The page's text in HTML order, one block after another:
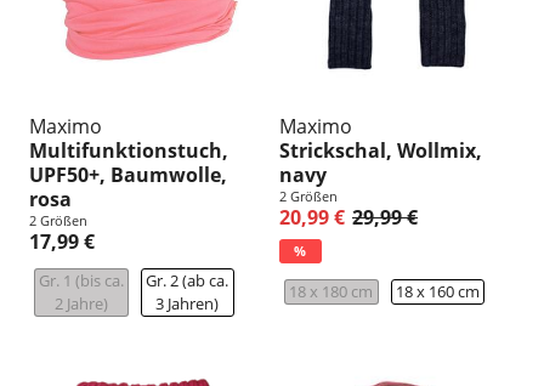
Maximo
Multifunktionstuch,
UPF50+, Baumwolle,
rosa
2 Größen
17,99 €
Gr. 1 (bis ca.
2 Jahre)
Gr. 2 (ab ca.
3 Jahren)
Maximo
Strickschal, Wollmix,
navy
2 Größen
20,99 € 29,99 €
%
18 x 180 cm 18 x 160 cm